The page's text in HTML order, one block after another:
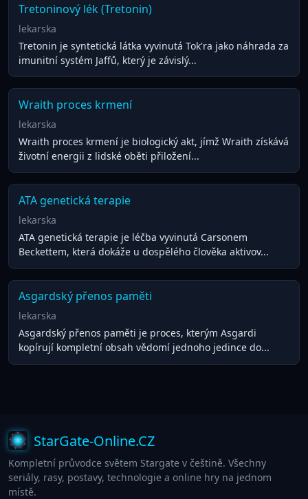
Tretoninový lék (Tretonin)
lekarska
Tretonin je syntetická látka vyvinutá Tok'ra jako náhrada za
imunitní systém Jaffů, který je závislý...
Wraith proces krmení
lekarska
Wraith proces krmení je biologický akt, jímž Wraith získává
životní energii z lidské oběti přiložení...
ATA genetická terapie
lekarska
ATA genetická terapie je léčba vyvinutá Carsonem
Beckettem, která dokáže u dospělého člověka aktivov...
Asgardský přenos paměti
lekarska
Asgardský přenos paměti je proces, kterým Asgardi
kopírují kompletní obsah vědomí jednoho jedince do...
StarGate-Online.CZ
Kompletní průvodce světem Stargate v češtině. Všechny
seriály, rasy, postavy, technologie a online hry na jednom
místě.